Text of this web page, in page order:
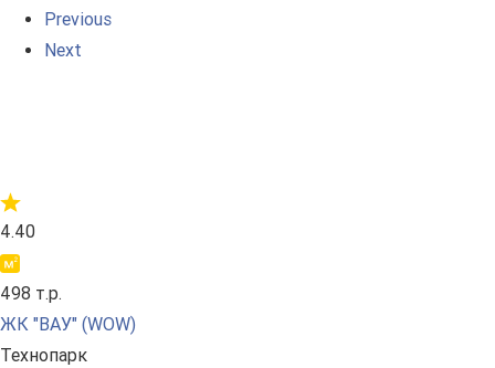
Previous
Next
4.40
498 т.р.
ЖК "ВАУ" (WOW)
Технопарк